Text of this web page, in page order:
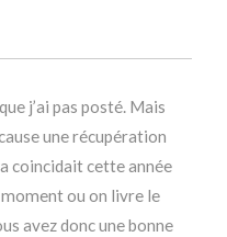
j’ai pas posté. Mais
une récupération
coincidait cette année
ou on livre le
avez donc une bonne